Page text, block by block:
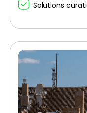
Solutions